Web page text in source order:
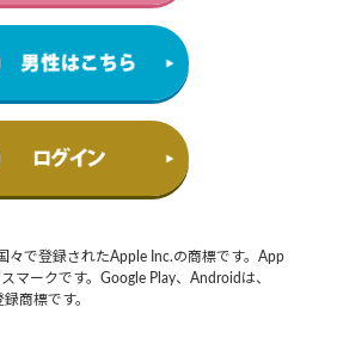
々で登録されたApple Inc.の商標です。App
マークです。Google Play、Androidは、
商標です。